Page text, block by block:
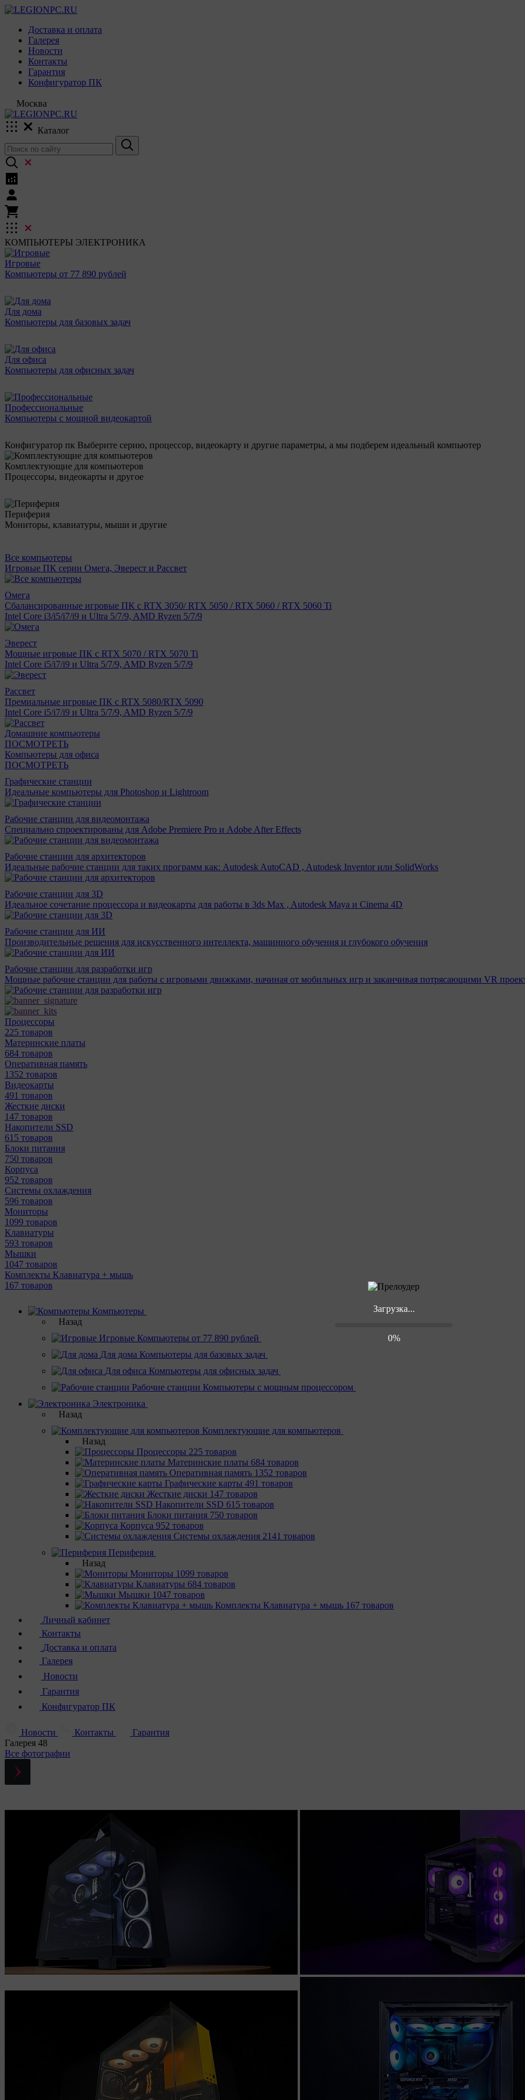
Загрузка...
0%
Доставка и оплата
Галерея
Новости
Контакты
Гарантия
Конфигуратор ПК
Москва
Каталог
КОМПЬЮТЕРЫ ЭЛЕКТРОНИКА
Игровые
Компьютеры от 77 890 рублей
Для дома
Компьютеры для базовых задач
Для офиса
Компьютеры для офисных задач
Профессиональные
Компьютеры с мощной видеокартой
Конфигуратор пк Выберите серию, процессор, видеокарту и другие параметры, а мы подберем идеальный компьютер
Комплектующие для компьютеров
Процессоры, видеокарты и другое
Периферия
Мониторы, клавиатуры, мыши и другие
Все компьютеры
Игровые ПК серии Омега, Эверест и Рассвет
Омега
Сбалансированные игровые ПК с RTX 3050/ RTX 5050 / RTX 5060 / RTX 5060 Ti
Intel Core i3/i5/i7/i9 и Ultra 5/7/9, AMD Ryzen 5/7/9
Эверест
Мощные игровые ПК с RTX 5070 / RTX 5070 Ti
Intel Core i5/i7/i9 и Ultra 5/7/9, AMD Ryzen 5/7/9
Рассвет
Премиальные игровые ПК с RTX 5080/RTX 5090
Intel Core i5/i7/i9 и Ultra 5/7/9, AMD Ryzen 5/7/9
Домашние компьютеры
ПОСМОТРЕТЬ
Компьютеры для офиса
ПОСМОТРЕТЬ
Графические станции
Идеальные компьютеры для Photoshop и Lightroom
Рабочие станции для видеомонтажа
Специально спроектированы для Adobe Premiere Pro и Adobe After Effects
Рабочие станции для архитекторов
Идеальные рабочие станции для таких программ как: Autodesk AutoCAD , Autodesk Inventor или SolidWorks
Рабочие станции для 3D
Идеальное сочетание процессора и видеокарты для работы в 3ds Max , Autodesk Maya и Cinema 4D
Рабочие станции для ИИ
Производительные решения для искусственного интеллекта, машинного обучения и глубокого обучения
Рабочие станции для разработки игр
Мощные рабочие станции для работы с игровыми движками, начиная от мобильных игр и заканчивая потрясающими VR
Процессоры
225 товаров
Материнcкие платы
684 товаров
Оперативная память
1352 товаров
Видеокарты
491 товаров
Жесткие диски
147 товаров
Накопители SSD
615 товаров
Блоки питания
750 товаров
Корпуса
952 товаров
Системы охлаждения
596 товаров
Мониторы
1099 товаров
Клавиатуры
593 товаров
Мышки
1047 товаров
Комплекты Клавиатура + мышь
167 товаров
Компьютеры
Назад
Игровые Компьютеры от 77 890 рублей
Для дома Компьютеры для базовых задач
Для офиса Компьютеры для офисных задач
Рабочие станции Компьютеры с мощным процессором
Электроника
Назад
Комплектующие для компьютеров
Назад
Процессоры 225 товаров
Материнcкие платы 684 товаров
Оперативная память 1352 товаров
Графические карты 491 товаров
Жесткие диски 147 товаров
Накопители SSD 615 товаров
Блоки питания 750 товаров
Корпуса 952 товаров
Системы охлаждения 2141 товаров
Периферия
Назад
Мониторы 1099 товаров
Клавиатуры 684 товаров
Мышки 1047 товаров
Комплекты Клавиатура + мышь 167 товаров
Личный кабинет
Контакты
Доставка и оплата
Галерея
Новости
Гарантия
Конфигуратор ПК
Новости Контакты
Гарантия
Галерея 48
Все фотографии